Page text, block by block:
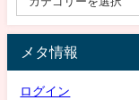
メタ情報
ログイン